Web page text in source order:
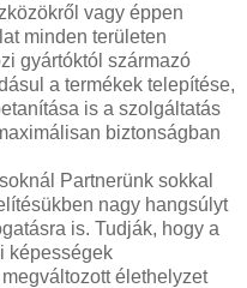
vagy éppen
minden területen
gyártóktól származó
a termékek telepítése,
is a szolgáltatás
biztonságban
Partnerünk sokkal
nagy hangsúlyt
is. Tudják, hogy a
képességek
élethelyzet